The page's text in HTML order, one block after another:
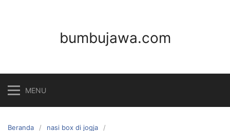
bumbujawa.com
MENU
Beranda
nasi box di jogja